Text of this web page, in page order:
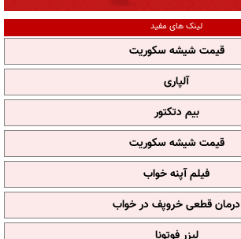
لینک های مفید
قیمت شیشه سکوریت
آلپاری
بیم دتکتور
قیمت شیشه سکوریت
فیلم آپنه خواب
درمان قطعی خروپف در خواب